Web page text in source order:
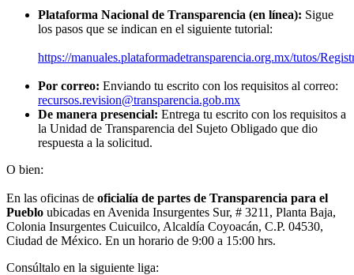
Plataforma Nacional de Transparencia (en línea): Sigue
los pasos que se indican en el siguiente tutorial:
https://manuales.plataformadetransparencia.org.mx/tutos/
Por correo: Enviando tu escrito con los requisitos al correo:
recursos.revision@transparencia.gob.mx
De manera presencial: Entrega tu escrito con los requisitos a
la Unidad de Transparencia del Sujeto Obligado que dio
respuesta a la solicitud.
O bien:
En las oficinas de oficialía de partes de Transparencia para el
Pueblo ubicadas en Avenida Insurgentes Sur, # 3211, Planta Baja,
Colonia Insurgentes Cuicuilco, Alcaldía Coyoacán, C.P. 04530,
Ciudad de México. En un horario de 9:00 a 15:00 hrs.
Consúltalo en la siguiente liga: